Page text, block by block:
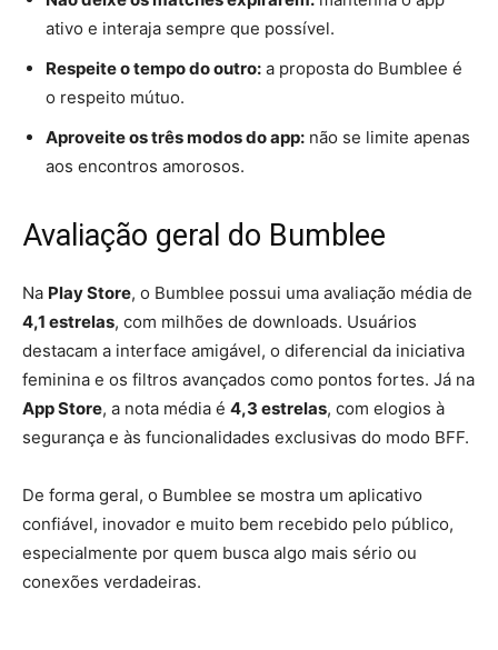
ativo e interaja sempre que possível.
Respeite o tempo do outro: a proposta do Bumblee é
o respeito mútuo.
Aproveite os três modos do app: não se limite apenas
aos encontros amorosos.
Avaliação geral do Bumblee
Na Play Store, o Bumblee possui uma avaliação média de
4,1 estrelas, com milhões de downloads. Usuários
destacam a interface amigável, o diferencial da iniciativa
feminina e os filtros avançados como pontos fortes. Já na
App Store, a nota média é 4,3 estrelas, com elogios à
segurança e às funcionalidades exclusivas do modo BFF.
De forma geral, o Bumblee se mostra um aplicativo
confiável, inovador e muito bem recebido pelo público,
especialmente por quem busca algo mais sério ou
conexões verdadeiras.